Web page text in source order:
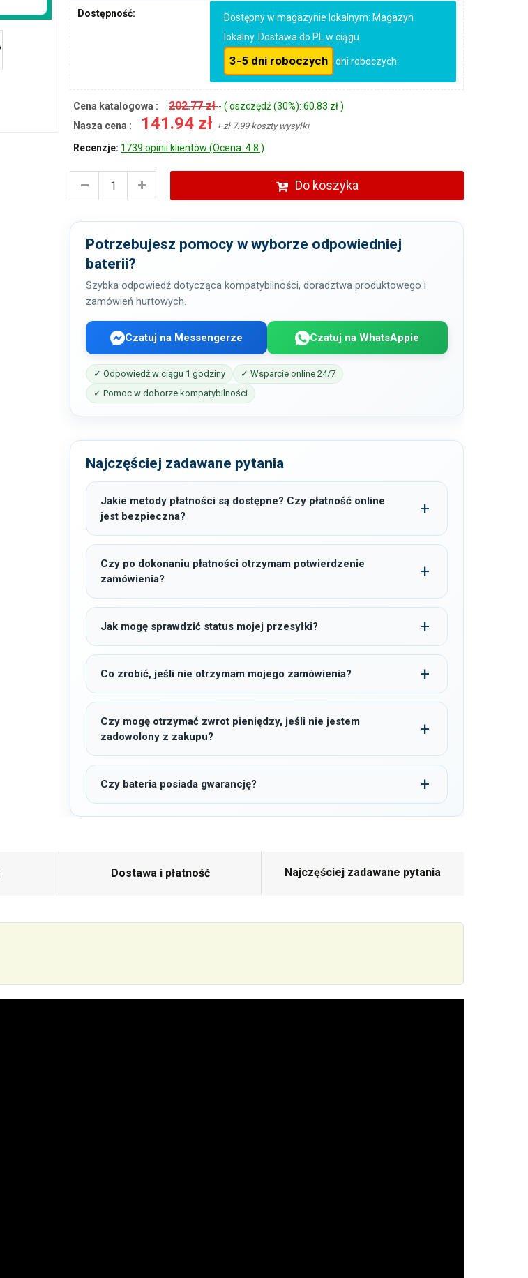
Dostępność:
Dostępny w magazynie lokalnym: Magazyn
lokalny. Dostawa do PL w ciągu
3-5 dni roboczych dni roboczych.
Cena katalogowa : 202.77 zł- ( oszczędź (30%): 60.83 zł )
Nasza cena :
141.94 zł + zł 7.99 koszty wysyłki
Recenzje: 1739 opinii klientów (Ocena: 4.8 )
Do koszyka
Potrzebujesz pomocy w wyborze odpowiedniej
baterii?
Szybka odpowiedź dotycząca kompatybilności, doradztwa produktowego i
zamówień hurtowych.
Czatuj na Messengerze Czatuj na WhatsAppie
✓ Odpowiedź w ciągu 1 godziny
✓ Wsparcie online 24/7
✓ Pomoc w doborze kompatybilności
Najczęściej zadawane pytania
Jakie metody płatności są dostępne? Czy płatność online
jest bezpieczna?
Czy po dokonaniu płatności otrzymam potwierdzenie
zamówienia?
Jak mogę sprawdzić status mojej przesyłki?
Co zrobić, jeśli nie otrzymam mojego zamówienia?
Czy mogę otrzymać zwrot pieniędzy, jeśli nie jestem
zadowolony z zakupu?
Czy bateria posiada gwarancję?
Dostawa i płatność Najczęściej zadawane pytania